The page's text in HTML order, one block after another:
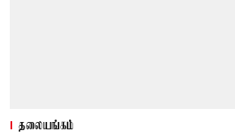
தலையங்கம்